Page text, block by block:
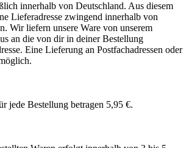
innerhalb von Deutschland. Aus diesem
Lieferadresse zwingend innerhalb von
Wir liefern unsere Ware von unserem
an die von dir in deiner Bestellung
Eine Lieferung an Postfachadressen oder
jede Bestellung betragen 5,95 €.